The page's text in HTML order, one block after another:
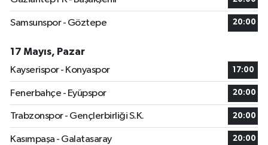
Samsunspor - Göztepe 20:00
17 Mayıs, Pazar
Kayserispor - Konyaspor
17:00
Fenerbahçe - Eyüpspor 20:00
Trabzonspor - Gençlerbirliği S.K. 20:00
Kasımpaşa - Galatasaray 20:00